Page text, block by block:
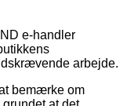
e-handler
arbejde.
bemærke om